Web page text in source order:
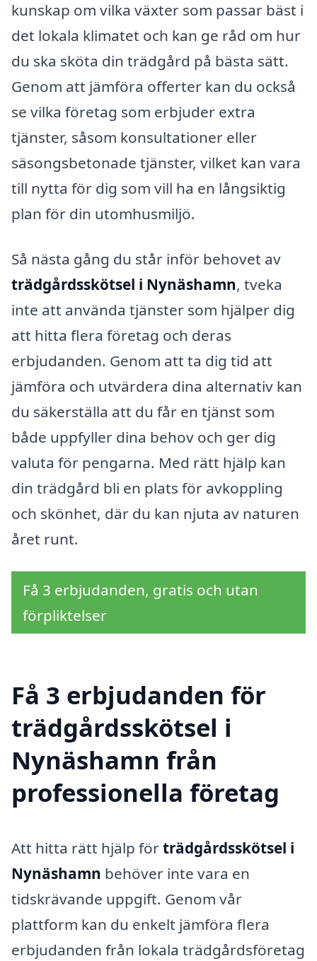
kunskap om vilka växter som passar bäst i
det lokala klimatet och kan ge råd om hur
du ska sköta din trädgård på bästa sätt.
Genom att jämföra offerter kan du också
se vilka företag som erbjuder extra
tjänster, såsom konsultationer eller
säsongsbetonade tjänster, vilket kan vara
till nytta för dig som vill ha en långsiktig
plan för din utomhusmiljö.
Så nästa gång du står inför behovet av
trädgårdsskötsel i Nynäshamn, tveka
inte att använda tjänster som hjälper dig
att hitta flera företag och deras
erbjudanden. Genom att ta dig tid att
jämföra och utvärdera dina alternativ kan
du säkerställa att du får en tjänst som
både uppfyller dina behov och ger dig
valuta för pengarna. Med rätt hjälp kan
din trädgård bli en plats för avkoppling
och skönhet, där du kan njuta av naturen
året runt.
Få 3 erbjudanden, gratis och utan
förpliktelser
Få 3 erbjudanden för
trädgårdsskötsel i
Nynäshamn från
professionella företag
Att hitta rätt hjälp förträdgårdsskötsel i
Nynäshamn behöver inte vara en
tidskrävande uppgift. Genom vår
plattform kan du enkelt jämföra flera
erbjudanden från lokala trädgårdsföretag